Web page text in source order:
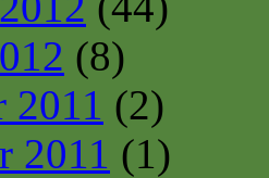
(8)
2011 (2)
2011 (1)